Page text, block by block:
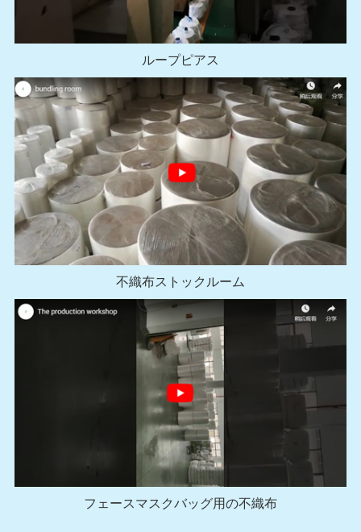
ループピアス
不織布ストックルーム
フェースマスクバッグ用の不織布